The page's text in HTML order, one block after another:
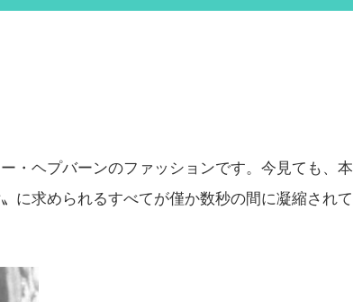
・ヘプバーンのファッションです。今見ても、本
に求められるすべてが僅か数秒の間に凝縮されて